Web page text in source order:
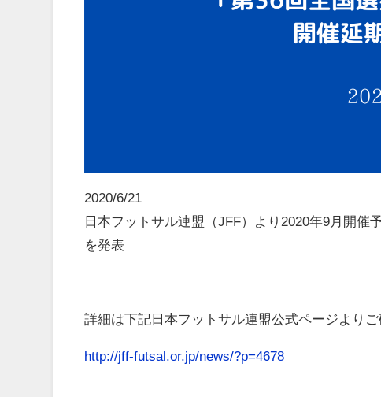
2020/6/21
日本フットサル連盟（JFF）より2020年9月開催
を発表
詳細は下記 日本フットサル連盟公式ページより
http://jff-futsal.or.jp/news/?p=4678